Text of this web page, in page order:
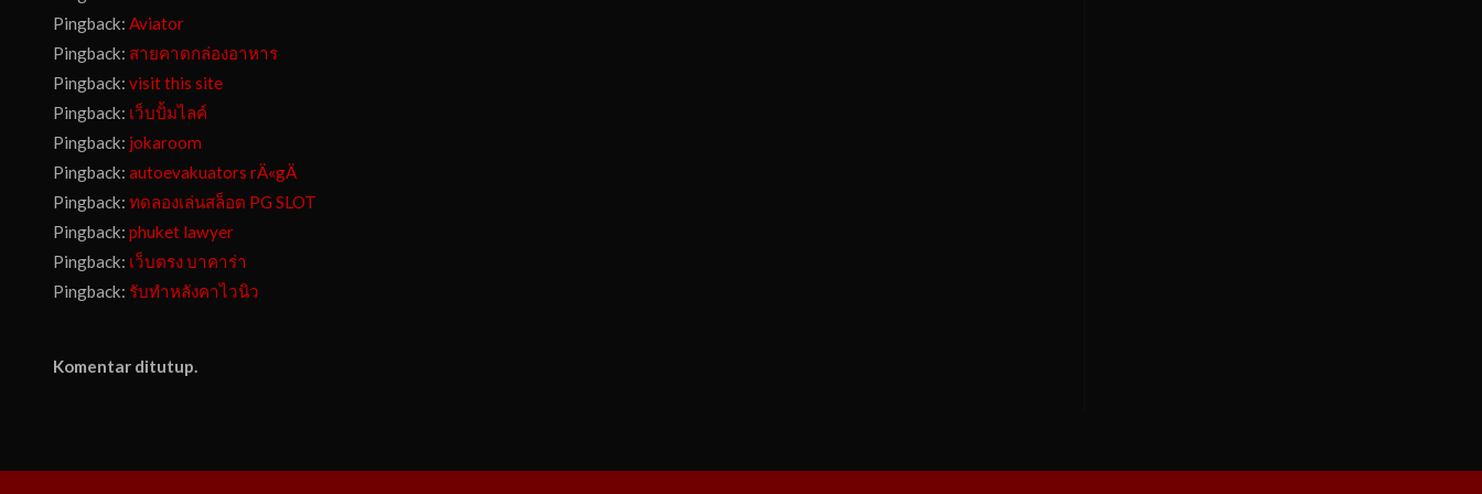
Pingback: Aviator
Pingback: สายคาดกล่องอาหาร
Pingback: visit this site
Pingback: เว็บปั้มไลค์
Pingback: jokaroom
Pingback: autoevakuators rÄ«gÄ
Pingback: ทดลองเล่นสล็อต PG SLOT
Pingback: phuket lawyer
Pingback: เว็บตรง บาคาร่า
Pingback: รับทำหลังคาไวนิว
Komentar ditutup.